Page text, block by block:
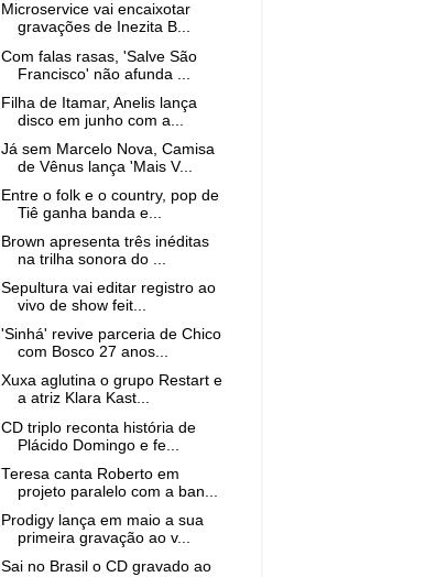
Microservice vai encaixotar
gravações de Inezita B...
Com falas rasas, 'Salve São
Francisco' não afunda ...
Filha de Itamar, Anelis lança
disco em junho com a...
Já sem Marcelo Nova, Camisa
de Vênus lança 'Mais V...
Entre o folk e o country, pop de
Tiê ganha banda e...
Brown apresenta três inéditas
na trilha sonora do ...
Sepultura vai editar registro ao
vivo de show feit...
'Sinhá' revive parceria de Chico
com Bosco 27 anos...
Xuxa aglutina o grupo Restart e
a atriz Klara Kast...
CD triplo reconta história de
Plácido Domingo e fe...
Teresa canta Roberto em
projeto paralelo com a ban...
Prodigy lança em maio a sua
primeira gravação ao v...
Sai no Brasil o CD gravado ao